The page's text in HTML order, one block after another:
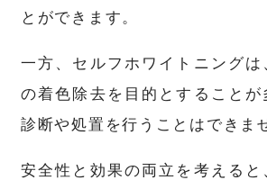
とができます。
一方、セルフホワイトニングは
の着色除去を目的とすることが
診断や処置を行うことはできま
安全性と効果の両立を考えると